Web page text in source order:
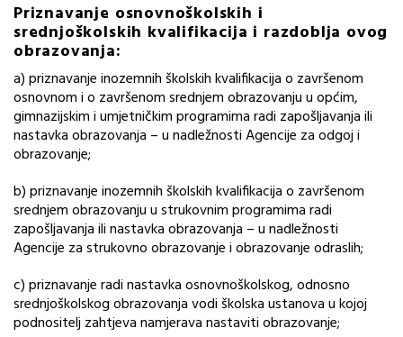
Priznavanje osnovnoškolskih i
srednjoškolskih kvalifikacija i razdoblja ovog
obrazovanja:
a) priznavanje inozemnih školskih kvalifikacija o završenom
osnovnom i o završenom srednjem obrazovanju u općim,
gimnazijskim i umjetničkim programima radi zapošljavanja ili
nastavka obrazovanja – u nadležnosti Agencije za odgoj i
obrazovanje;
b) priznavanje inozemnih školskih kvalifikacija o završenom
srednjem obrazovanju u strukovnim programima radi
zapošljavanja ili nastavka obrazovanja – u nadležnosti
Agencije za strukovno obrazovanje i obrazovanje odraslih;
c) priznavanje radi nastavka osnovnoškolskog, odnosno
srednjoškolskog obrazovanja vodi školska ustanova u kojoj
podnositelj zahtjeva namjerava nastaviti obrazovanje;